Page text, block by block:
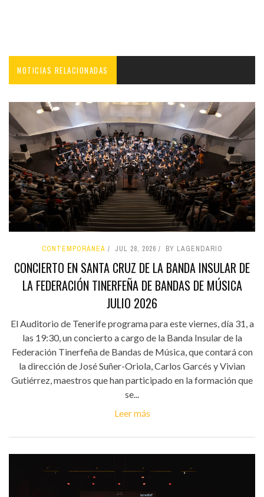
NOTICIAS RELACIONADAS
CONTEMPORÁNEA JUL 28, 2026 BY LAGENDARIO
CONCIERTO EN SANTA CRUZ DE LA BANDA INSULAR DE
LA FEDERACIÓN TINERFEÑA DE BANDAS DE MÚSICA
JULIO 2026
El Auditorio de Tenerife programa para este viernes, día 31, a
las 19:30, un concierto a cargo de la Banda Insular de la
Federación Tinerfeña de Bandas de Música, que contará con
la dirección de José Suñer-Oriola, Carlos Garcés y Vivian
Gutiérrez, maestros que han participado en la formación que
se...
Leer más